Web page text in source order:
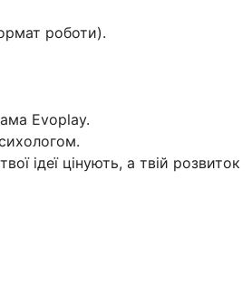
роботи).
Evoplay.
ідеї цінують, а твій розвиток